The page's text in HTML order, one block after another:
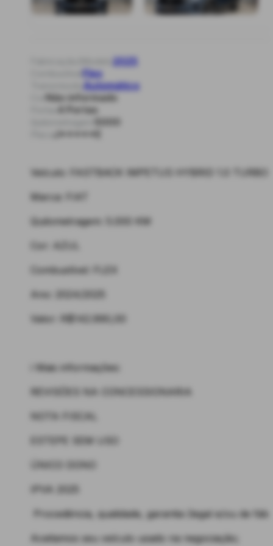
2025
Flex
Automático
Não informado
4 Portas
Veículo: FASTBACK IMPETUS HYBRID 1.0 TURBO
Marca: FIAT
Quilometragem: 5.000 KM
Cor: AZUL
Combustível: FLEX
Ano: 2024/2025
Valor: R$142.990,00
ℹ️ Mais informações:
Procedência, qualidade, garantia (legal e/ou de
️Aceitamos seu veículo usado na negociação;